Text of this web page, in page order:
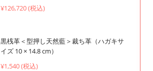
¥126,720 (税込)
黒桟革＜型押し天然藍＞裁ち革（ハガキサ
イズ 10 × 14.8 cm）
¥1,540 (税込)